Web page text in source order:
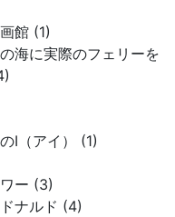
館 (1)
海に実際のフェリーを
I（アイ） (1)
ー (3)
ナルド (4)